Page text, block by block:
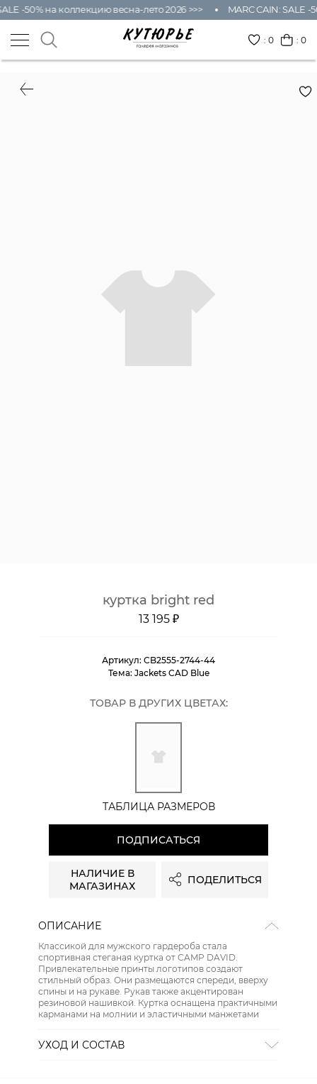
-50% на коллекцию весна-лето 2026 >>> MARC CAIN: SALE
:0 : 0
куртка bright red
13 195 ₽
Артикул: CB2555-2744-44
Тема: Jackets CAD Blue
ТОВАР В ДРУГИХ ЦВЕТАХ:
ТАБЛИЦА РАЗМЕРОВ
ПОДПИСАТЬСЯ
НАЛИЧИЕ В
МАГАЗИНАХ
ПОДЕЛИТЬСЯ
ОПИСАНИЕ
Классикой для мужского гардероба стала
спортивная стеганая куртка от CAMP DAVID.
Привлекательные принты логотипов создают
стильный образ. Они размещаются спереди, вверху
спины и на рукаве. Рукав также акцентирован
резиновой нашивкой. Куртка оснащена практичными
карманами на молнии и эластичными манжетами
УХОД И СОСТАВ